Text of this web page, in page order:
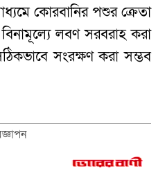
কোরবানির পশুর ক্রেতা
লবণ সরবরাহ করা
সংরক্ষণ করা সম্ভব